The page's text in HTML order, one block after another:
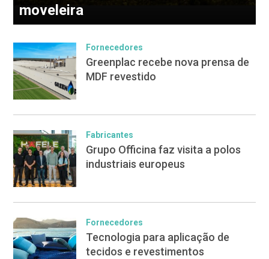
moveleira
Fornecedores
Greenplac recebe nova prensa de
MDF revestido
Fabricantes
Grupo Officina faz visita a polos
industriais europeus
Fornecedores
Tecnologia para aplicação de
tecidos e revestimentos